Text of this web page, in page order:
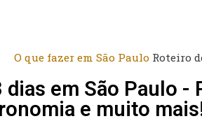
O que fazer em São Paulo Roteiro
dias em São Paulo -
e muito